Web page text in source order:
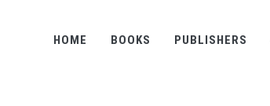
HOME BOOKS PUBLISHERS